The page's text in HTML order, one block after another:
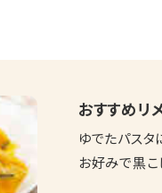
おすすめリ
ゆでたパスタ
お好みで黒こ